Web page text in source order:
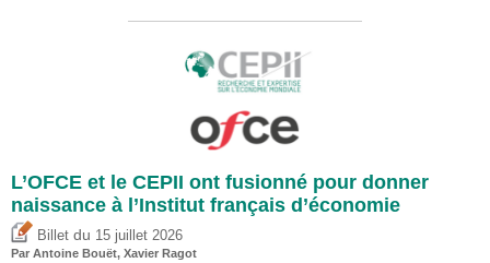
L’OFCE et le CEPII ont fusionné pour donner
naissance à l’Institut français d’économie
Billet du 15 juillet 2026
Par Antoine Bouët, Xavier Ragot